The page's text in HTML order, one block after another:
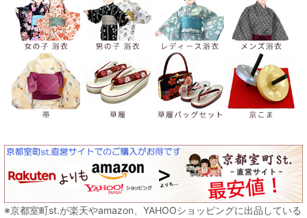
※京都室町st.が楽天やamazon、YAHOOショッピングに出品している